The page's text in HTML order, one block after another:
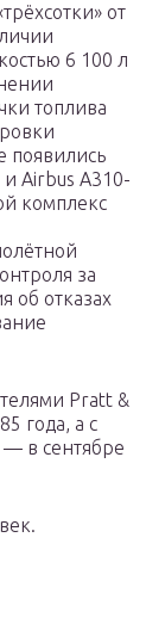
от
6 100 л
топлива
появились
Airbus A310-
комплекс
за
об отказах
Pratt &
года, а с
— в сентябре